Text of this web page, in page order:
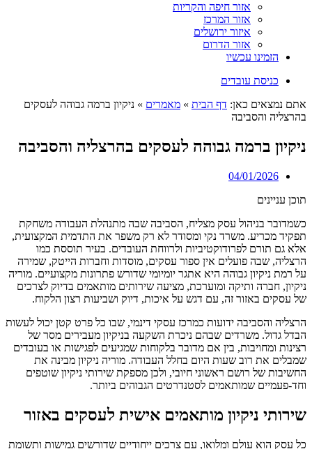
אזור חיפה והקריות
אזור המרכז
איזור ירושלים
אזור הדרום
הזמינו עכשיו
כניסת עובדים
אתם נמצאים כאן: דף הבית » מאמרים » ניקיון ברמה גבוהה לעסקים
בהרצליה והסביבה
ניקיון ברמה גבוהה לעסקים בהרצליה והסביבה
04/01/2026
תוכן עניינים
כשמדובר בניהול עסק מצליח, הסביבה שבה מתנהלת העבודה משחקת
תפקיד מכריע. משרד נקי ומסודר לא רק משפר את התדמית המקצועית,
אלא גם תורם לפרודוקטיביות ולרווחת העובדים. בעיר תוססת כמו
הרצליה, שבה פועלים אין ספור עסקים, מוסדות וחברות הייטק, שמירה
על רמת ניקיון גבוהה היא אתגר יומיומי שדורש פתרונות מקצועיים. מוריה
ניקיון, חברה ותיקה ומוערכת, מציעה שירותים מותאמים בדיוק לצרכים
של עסקים באזור זה, עם דגש על איכות, דיוק ושביעות רצון הלקוח.
הרצליה והסביבה ידועות כמרכז עסקי דינמי, שבו כל פרט קטן יכול לעשות
הבדל גדול. משרדים שבהם ניכרת השקעה בניקיון מעבירים מסר של
רצינות ומחויבות, בין אם מדובר בלקוחות שמגיעים לפגישות או בעובדים
שמבלים את רוב שעות היום בחלל העבודה. מוריה ניקיון מבינה את
החשיבות של רושם ראשוני חיובי, ולכן מספקת שירותי ניקיון שוטפים
וחד-פעמיים שמותאמים לסטנדרטים הגבוהים ביותר.
שירותי ניקיון מותאמים אישית לעסקים באזור
כל עסק הוא עולם ומלואו, עם צרכים ייחודיים שדורשים גמישות ותשומת